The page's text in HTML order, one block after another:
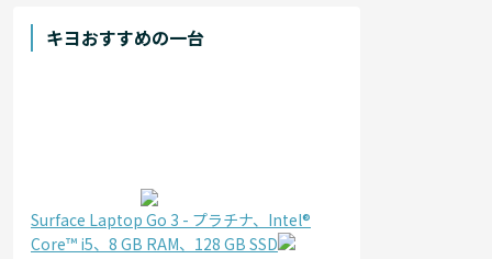
キヨおすすめの一台
Surface Laptop Go 3 - プラチナ、Intel®
Core™ i5、8 GB RAM、128 GB SSD